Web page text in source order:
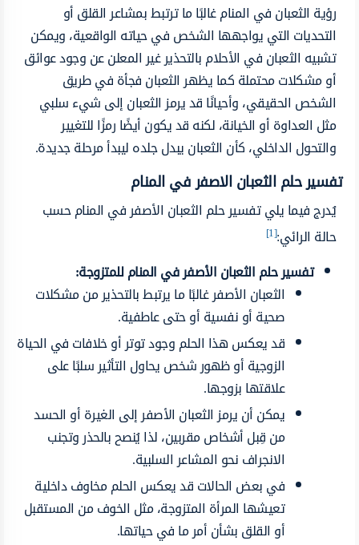
رؤية الثعبان في المنام غالبًا ما ترتبط بمشاعر القلق أو
التحديات التي يواجهها الشخص في حياته الواقعية، ويمكن
تشبيه الثعبان في الأحلام بالتحذير غير المعلن عن وجود عوائق
أو مشكلات محتملة كما يظهر الثعبان فجأة في طريق
الشخص الحقيقي، وأحيانًا قد يرمز الثعبان إلى شيء سلبي
مثل العداوة أو الخيانة، لكنه قد يكون أيضًا رمزًا للتغيير
والتحول الداخلي، كأن الثعبان يبدل جلده ليبدأ مرحلة جديدة.
تفسير حلم الثعبان الاصفر في المنام
يُدرج فيما يلي تفسير حلم الثعبان الأصفر في المنام حسب
حالة الرائي:[1]
تفسير حلم الثعبان الأصفر في المنام للمتزوجة:
الثعبان الأصفر غالبًا ما يرتبط بالتحذير من مشكلات
صحية أو نفسية أو حتى عاطفية.
قد يعكس هذا الحلم وجود توتر أو خلافات في الحياة
الزوجية أو ظهور شخص يحاول التأثير سلبًا على
علاقتها بزوجها.
يمكن أن يرمز الثعبان الأصفر إلى الغيرة أو الحسد
من قِبل أشخاص مقربين، لذا يُنصح بالحذر وتجنب
الانجراف نحو المشاعر السلبية.
في بعض الحالات قد يعكس الحلم مخاوف داخلية
تعيشها المرأة المتزوجة، مثل الخوف من المستقبل
أو القلق بشأن أمر ما في حياتها.